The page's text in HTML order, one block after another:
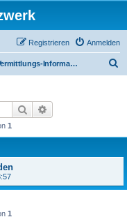
Anmelden
Registrieren
Vermittlungs-Information
Suche
1
1